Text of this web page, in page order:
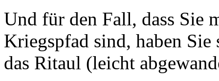
Und für den Fall, dass Sie
Kriegspfad sind, haben Sie
das Ritaul (leicht